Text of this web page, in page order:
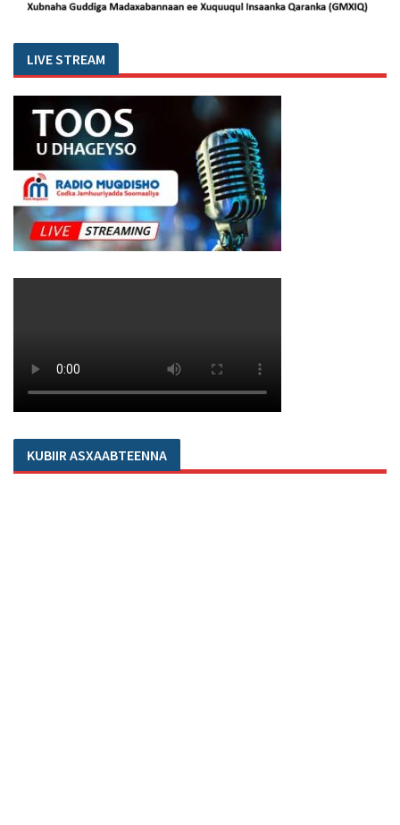
LIVE STREAM
KUBIIR ASXAABTEENNA